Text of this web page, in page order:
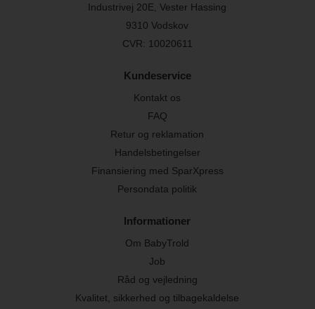
Industrivej 20E, Vester Hassing
9310 Vodskov
CVR: 10020611
Kundeservice
Kontakt os
FAQ
Retur og reklamation
Handelsbetingelser
Finansiering med SparXpress
Persondata politik
Informationer
Om BabyTrold
Job
Råd og vejledning
Kvalitet, sikkerhed og tilbagekaldelse